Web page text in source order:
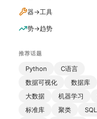
器→工具
势→趋势
推荐话题
Python
C语言
数据可视化
数据库
大数据
机器学习
标准库
聚类
SQL